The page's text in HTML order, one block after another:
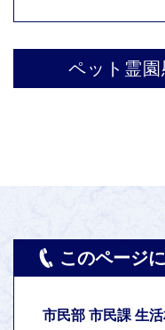
ペット霊
このページ
市民部 市民課 生